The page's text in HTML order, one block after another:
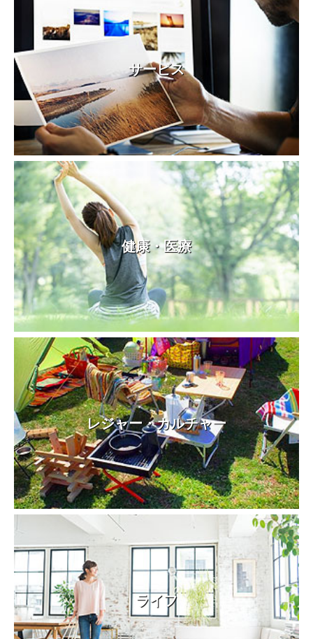
サービス
健康・医療
レジャー・カルチャー
ライフ